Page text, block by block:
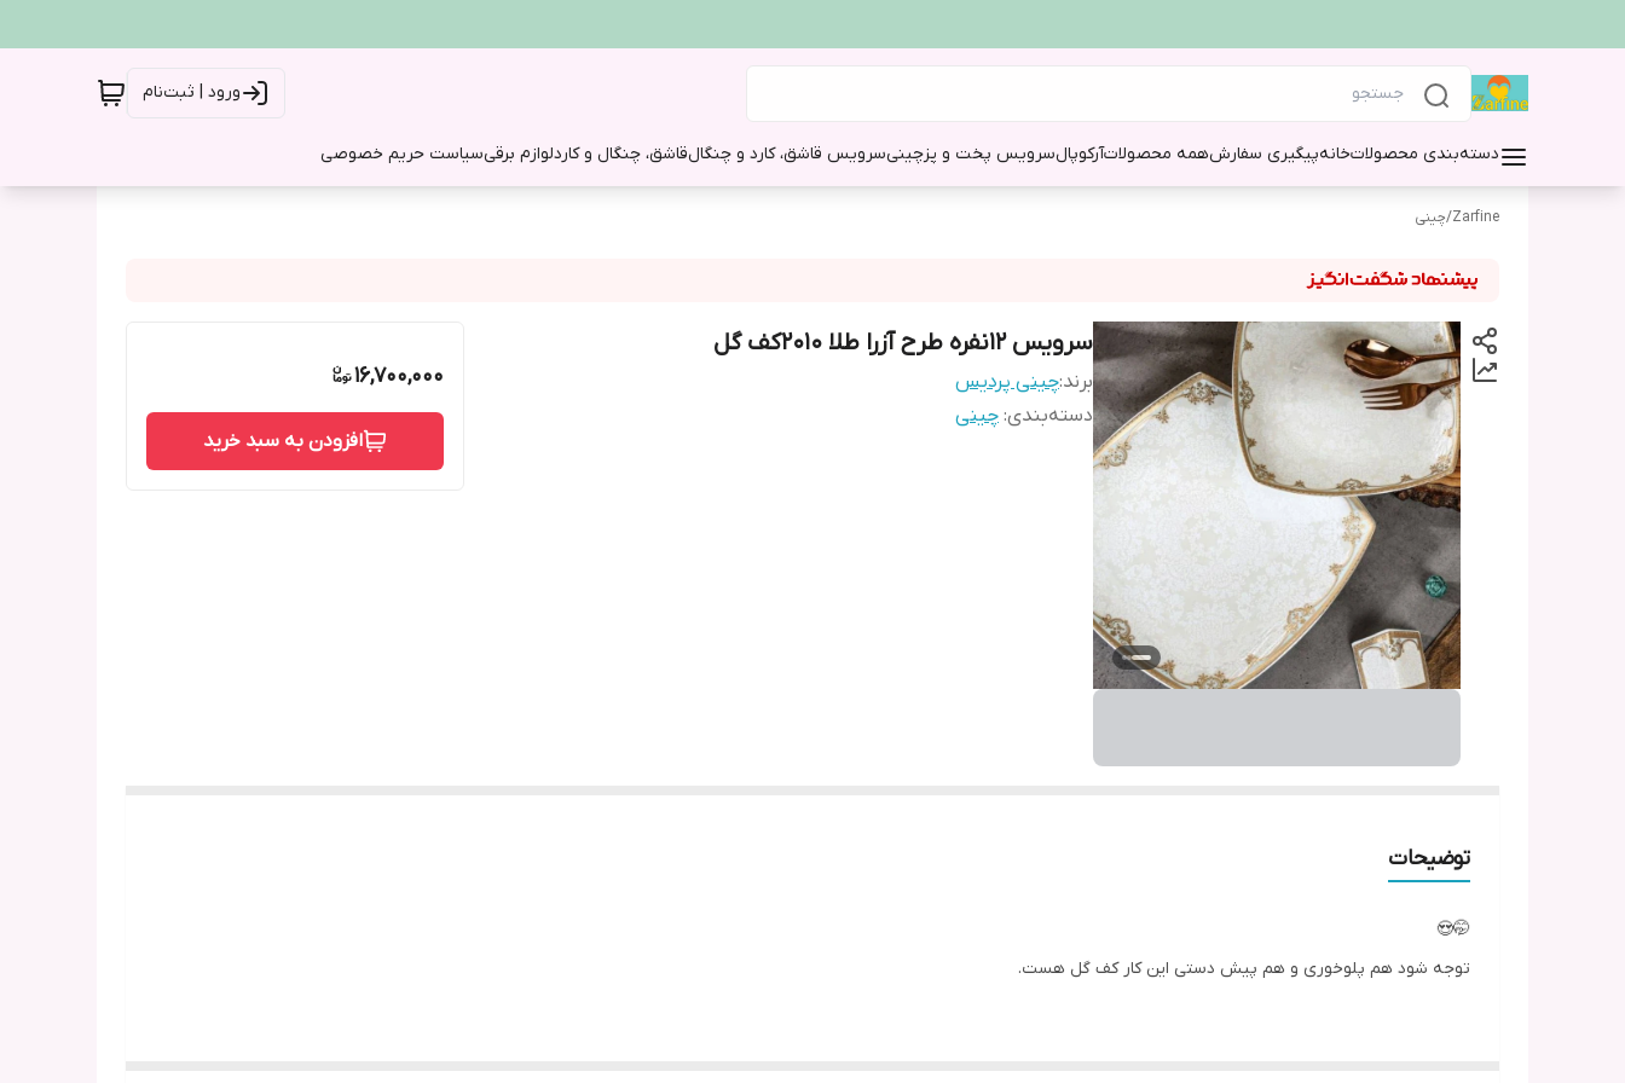
ورود | ثبت‌نام
دسته‌بندی محصولاتخانهپیگیری سفارشهمه محصولاتآرکوپالسرویس پخت و پزچینیسرویس قاشق، کارد و چنگالقاشق، چنگال و کاردلوازم برقیسیاست حریم خصوصی
Zarfine
/چینی
سرویس 12نفره طرح آزرا طلا 2010کف گل
برند:چینی پردیس
دسته‌بندی: چینی
16,700,000
افزودن به سبد خرید
توضیحات
🤭😍
توجه شود هم پلوخوری و هم پیش دستی این کار کف گل هست.